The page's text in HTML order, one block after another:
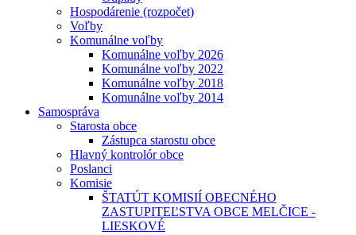
Hospodárenie (rozpočet)
Voľby
Komunálne voľby
Komunálne voľby 2026
Komunálne voľby 2022
Komunálne voľby 2018
Komunálne voľby 2014
Samospráva
Starosta obce
Zástupca starostu obce
Hlavný kontrolór obce
Poslanci
Komisie
ŠTATÚT KOMISIÍ OBECNÉHO
ZASTUPITEĽSTVA OBCE MELČICE -
LIESKOVÉ